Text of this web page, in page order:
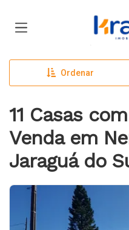
Ordenar
11 Casas
Venda em
Jaraguá do